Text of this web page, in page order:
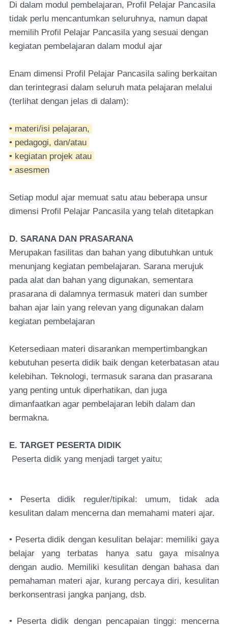
Di dalam modul pembelajaran, Profil Pelajar Pancasila
tidak perlu mencantumkan seluruhnya, namun dapat
memilih Profil Pelajar Pancasila yang sesuai dengan
kegiatan pembelajaran dalam modul ajar
Enam dimensi Profil Pelajar Pancasila saling berkaitan
dan terintegrasi dalam seluruh mata pelajaran melalui
(terlihat dengan jelas di dalam):
• materi/isi pelajaran,
• pedagogi, dan/atau
• kegiatan projek atau
• asesmen
Setiap modul ajar memuat satu atau beberapa unsur
dimensi Profil Pelajar Pancasila yang telah ditetapkan
D. SARANA DAN PRASARANA
Merupakan fasilitas dan bahan yang dibutuhkan untuk
menunjang kegiatan pembelajaran. Sarana merujuk
pada alat dan bahan yang digunakan, sementara
prasarana di dalamnya termasuk materi dan sumber
bahan ajar lain yang relevan yang digunakan dalam
kegiatan pembelajaran
Ketersediaan materi disarankan mempertimbangkan
kebutuhan peserta didik baik dengan keterbatasan atau
kelebihan. Teknologi, termasuk sarana dan prasarana
yang penting untuk diperhatikan, dan juga
dimanfaatkan agar pembelajaran lebih dalam dan
bermakna.
E. TARGET PESERTA DIDIK
Peserta didik yang menjadi target yaitu;
• Peserta didik reguler/tipikal: umum, tidak ada
kesulitan dalam mencerna dan memahami materi ajar.
• Peserta didik dengan kesulitan belajar: memiliki gaya
belajar yang terbatas hanya satu gaya misalnya
dengan audio. Memiliki kesulitan dengan bahasa dan
pemahaman materi ajar, kurang percaya diri, kesulitan
berkonsentrasi jangka panjang, dsb.
• Peserta didik dengan pencapaian tinggi: mencerna